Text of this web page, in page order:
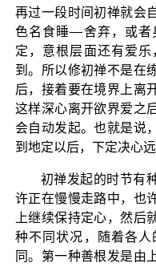
再过一段时间初禅就会
色名食睡—舍弃，或者
定，意根层面还有爱
到。所以修初禅不是在
后，接着要在境界上离
这样深心离开欲界爱之
会自动发起。也就是说
到地定以后，下定决心
初禅发起的时节有
许正在慢慢走路中，也
上继续保持定心，然后
种不同状况，随着各
同。第一种善根发是由